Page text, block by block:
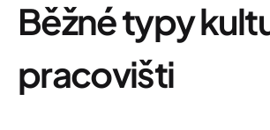
Běžné typy
pracovišti